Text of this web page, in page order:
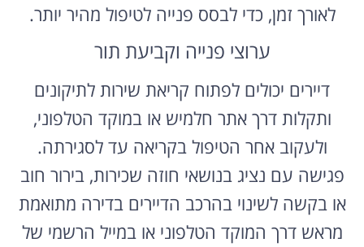
לאורך זמן, כדי לבסס פנייה לטיפול מהיר יותר.
ערוצי פנייה וקביעת תור
דיירים יכולים לפתוח קריאת שירות לתיקונים
ותקלות דרך אתר חלמיש או במוקד הטלפוני,
ולעקוב אחר הטיפול בקריאה עד לסגירתה.
פגישה עם נציג בנושאי חוזה שכירות, בירור חוב
או בקשה לשינוי בהרכב הדיירים בדירה מתואמת
מראש דרך המוקד הטלפוני או במייל הרשמי של